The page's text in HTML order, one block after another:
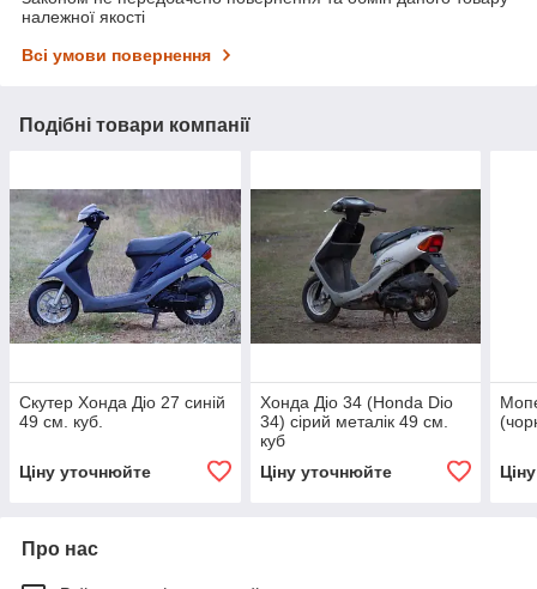
належної якості
Всі умови повернення
Подібні товари компанії
Скутер Хонда Діо 27 синій
49 см. куб.
Ціну уточнюйте
Хонда Діо 34 (Honda Dio
34) сірий металік 49 см.
куб
Ціну уточнюйте
Про нас